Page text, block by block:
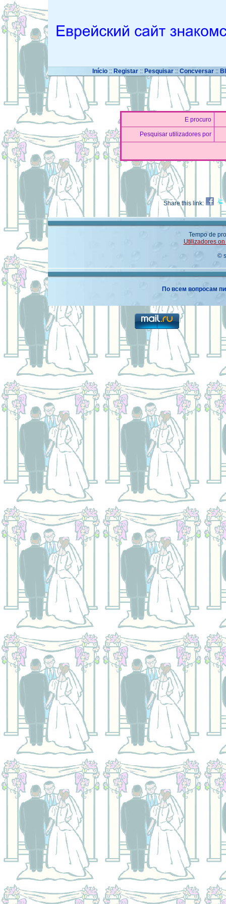
Início :: Registar:: Pesquisar :: Concversar ::
E procuro
Pesquisar utilizadores por
Share this link:
Tempo de
Utilizadores
©
По всем вопросам